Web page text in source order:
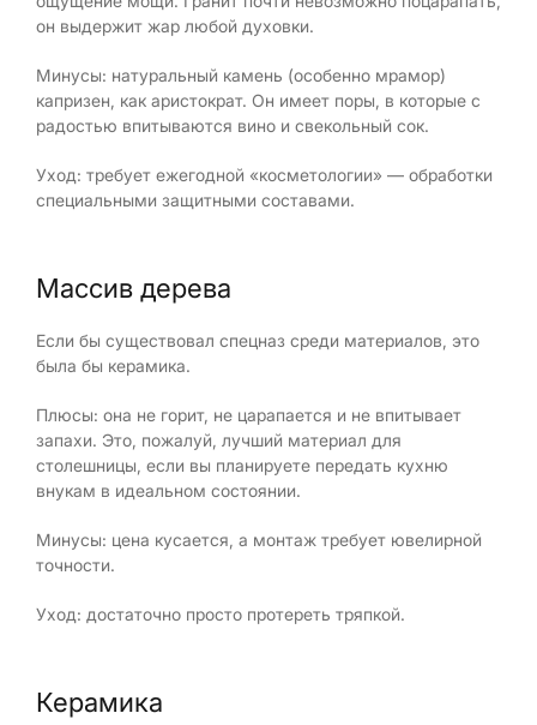
он выдержит жар любой духовки.
Минусы: натуральный камень (особенно мрамор)
капризен, как аристократ. Он имеет поры, в которые с
радостью впитываются вино и свекольный сок.
Уход: требует ежегодной «косметологии» — обработки
специальными защитными составами.
Массив дерева
Если бы существовал спецназ среди материалов, это
была бы керамика.
Плюсы: она не горит, не царапается и не впитывает
запахи. Это, пожалуй, лучший материал для
столешницы, если вы планируете передать кухню
внукам в идеальном состоянии.
Минусы: цена кусается, а монтаж требует ювелирной
точности.
Уход: достаточно просто протереть тряпкой.
Керамика